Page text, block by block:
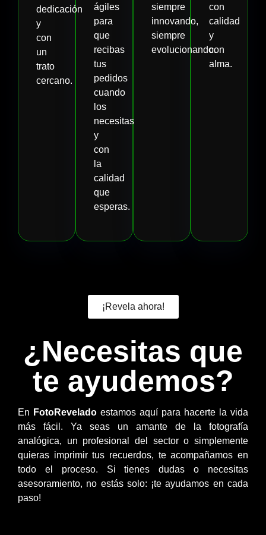
dedicación
y
con
un
trato
cercano.
ágiles
para
que
recibas
tus
pedidos
cuando
los
necesitas
y
con
la
calidad
que
esperas.
siempre
innovando,
siempre
evolucionando.
con
calidad
y
con
alma.
¡Revela ahora!
¿Necesitas que
te ayudemos?
En FotoRevelado estamos aquí para hacerte la vida
más fácil. Ya seas un amante de la fotografía
analógica, un profesional del sector o simplemente
quieras imprimir tus recuerdos, te acompañamos en
todo el proceso. Si tienes dudas o necesitas
asesoramiento, no estás solo: ¡te ayudamos en cada
paso!